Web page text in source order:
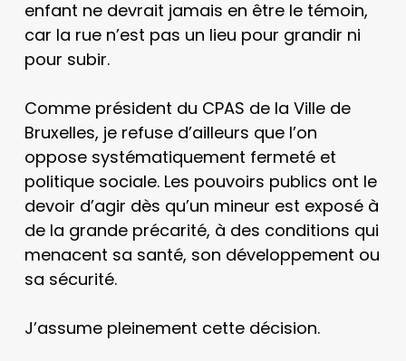
enfant ne devrait jamais en être le témoin,
car la rue n’est pas un lieu pour grandir ni
pour subir.
Comme président du CPAS de la Ville de
Bruxelles, je refuse d’ailleurs que l’on
oppose systématiquement fermeté et
politique sociale. Les pouvoirs publics ont le
devoir d’agir dès qu’un mineur est exposé à
de la grande précarité, à des conditions qui
menacent sa santé, son développement ou
sa sécurité.
J’assume pleinement cette décision.